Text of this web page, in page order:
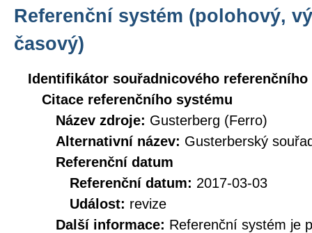
Referenční systém (polohový,
časový)
Identifikátor souřadnicového referenčního
Citace referenčního systému
Název zdroje: Gusterberg (Ferro)
Alternativní název: Gusterberský
Referenční datum
Referenční datum: 2017-03-03
Událost: revize
Další informace: Referenční systém je